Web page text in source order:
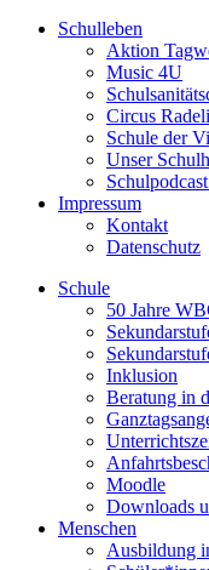
Schulleben
Aktion
Music 4U
Circus
Schule der
Unser
Impressum
Kontakt
Datenschutz
Schule
50 Jahre
Inklusion
Beratung in
Moodle
Downloads
Menschen
Ausbildung